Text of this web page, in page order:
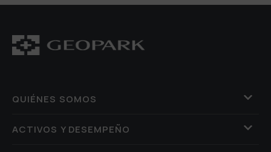
QUIÉNES SOMOS
ACTIVOS Y DESEMPEÑO